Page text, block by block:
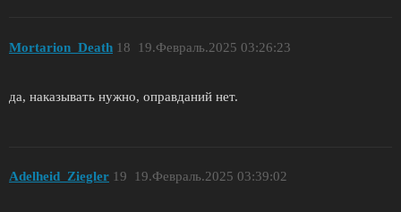
Mortarion_Death 19.Февраль.2025 03:26:23
18
да, наказывать нужно, оправданий нет.
Adelheid_Ziegler 19.Февраль.2025 03:39:02
19